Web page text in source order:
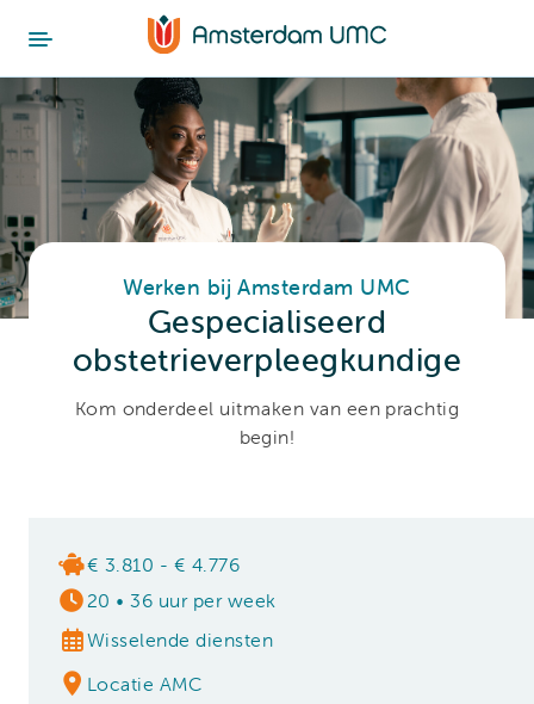
Werken bij Amsterdam UMC
Gespecialiseerd
obstetrieverpleegkundige
Kom onderdeel uitmaken van een prachtig
begin!
€ 3.810 - € 4.776
20 • 36 uur per week
Wisselende diensten
Locatie AMC